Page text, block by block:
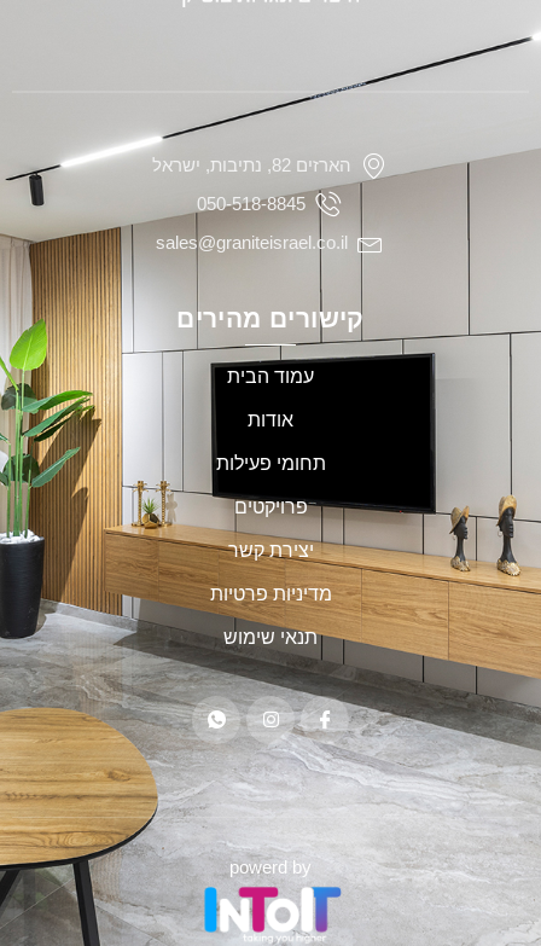
הארזים 82, נתיבות, ישראל
050-518-8845
sales@graniteisrael.co.il
קישורים מהירים
עמוד הבית
אודות
תחומי פעילות
פרויקטים
יצירת קשר
מדיניות פרטיות
תנאי שימוש
powerd by